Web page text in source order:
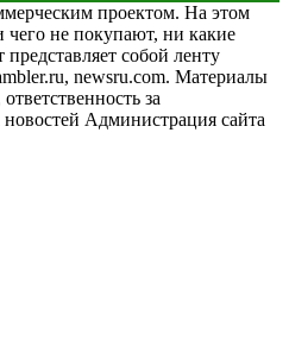
проектом. На этом
чего не покупают, ни какие
собой ленту
newsru.com. Материалы
за
Администрация сайта